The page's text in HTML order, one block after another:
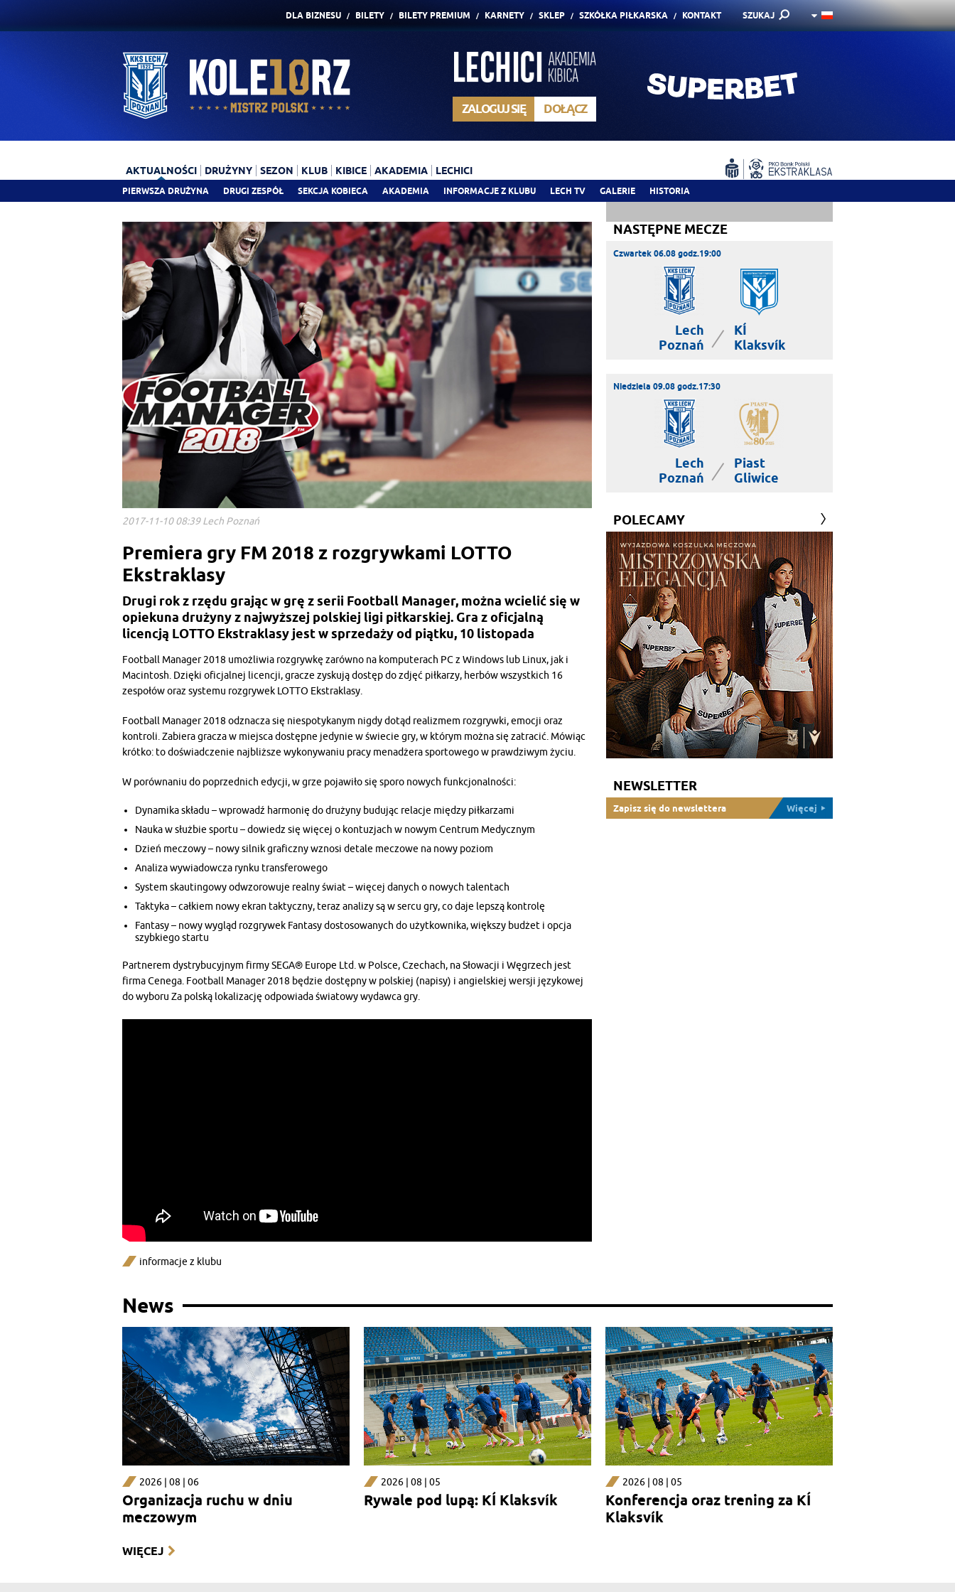
DLA BIZNESU BILETY BILETY PREMIUM KARNETY SKLEP SZKÓŁKA PIŁKARSKA KONTAKT SZUKAJ
ZALOGUJ SIĘ DOŁĄCZ
AKTUALNOŚCI
PIERWSZA DRUŻYNA DRUGI ZESPÓŁ SEKCJA KOBIECA AKADEMIA INFORMACJE Z KLUBU LECH TV GALERIE HISTORIA
DRUŻYNY SEZON KLUB KIBICE AKADEMIA LECHICI
2017-11-10 08:39 Lech Poznań
Premiera gry FM 2018 z rozgrywkami LOTTO
Ekstraklasy
Drugi rok z rzędu grając w grę z serii Football Manager, można wcielić się w
opiekuna drużyny z najwyższej polskiej ligi piłkarskiej. Gra z oficjalną
licencją LOTTO Ekstraklasy jest w sprzedaży od piątku, 10 listopada
Football Manager 2018 umożliwia rozgrywkę zarówno na komputerach PC z Windows lub Linux, jak i
Macintosh. Dzięki oficjalnej licencji, gracze zyskują dostęp do zdjęć piłkarzy, herbów wszystkich 16
zespołów oraz systemu rozgrywek LOTTO Ekstraklasy.
Football Manager 2018 odznacza się niespotykanym nigdy dotąd realizmem rozgrywki, emocji oraz
kontroli. Zabiera gracza w miejsca dostępne jedynie w świecie gry, w którym można się zatracić. Mówiąc
krótko: to doświadczenie najbliższe wykonywaniu pracy menadżera sportowego w prawdziwym życiu.
W porównaniu do poprzednich edycji, w grze pojawiło się sporo nowych funkcjonalności:
Dynamika składu – wprowadź harmonię do drużyny budując relacje między piłkarzami
Nauka w służbie sportu – dowiedz się więcej o kontuzjach w nowym Centrum Medycznym
Dzień meczowy – nowy silnik graficzny wznosi detale meczowe na nowy poziom
Analiza wywiadowcza rynku transferowego
System skautingowy odwzorowuje realny świat – więcej danych o nowych talentach
Taktyka – całkiem nowy ekran taktyczny, teraz analizy są w sercu gry, co daje lepszą kontrolę
Fantasy – nowy wygląd rozgrywek Fantasy dostosowanych do użytkownika, większy budżet i opcja
szybkiego startu
Partnerem dystrybucyjnym firmy SEGA® Europe Ltd. w Polsce, Czechach, na Słowacji i Węgrzech jest
firma Cenega. Football Manager 2018 będzie dostępny w polskiej (napisy) i angielskiej wersji językowej
do wyboru Za polską lokalizację odpowiada światowy wydawca gry.
informacje z klubu
NASTĘPNE MECZE
Czwartek 06.08 godz.19:00
Lech
Poznań
|
KÍ
Klaksvík
Niedziela 09.08 godz.17:30
Lech
Poznań
|
Piast
Gliwice
POLECAMY
NEWSLETTER
Zapisz się do newslettera Więcej
News
2026 | 08 | 06
Organizacja ruchu w dniu
meczowym
2026 | 08 | 05
Rywale pod lupą: KÍ Klaksvík
2026 | 08 | 05
Konferencja oraz trening za KÍ
Klaksvík
WIĘCEJ